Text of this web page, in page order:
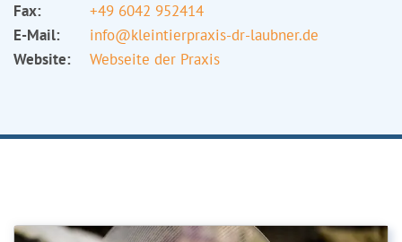
Fax:
+49 6042 952414
E-Mail:
info@kleintierpraxis-dr-laubner.de
Website:
Webseite der Praxis